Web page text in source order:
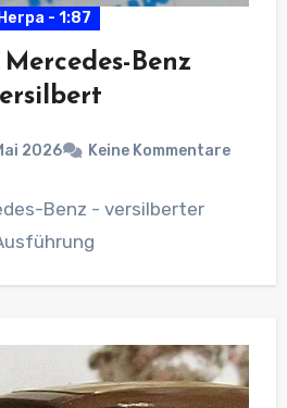
Herpa - 1:87
Benz
2026 Keine Kommentare
Benz - versilberter